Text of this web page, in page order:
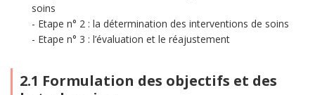
soins
Etape n° 2 : la détermination des interventions de soins
Etape n° 3 : l’évaluation et le réajustement
2.1 Formulation des objectifs et des